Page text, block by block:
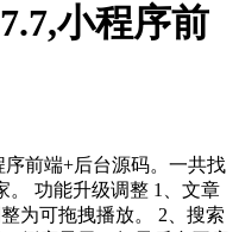
小程序前
前端+后台源码。一共找
。 功能升级调整 1、文章
为可拖拽播放。 2、搜索